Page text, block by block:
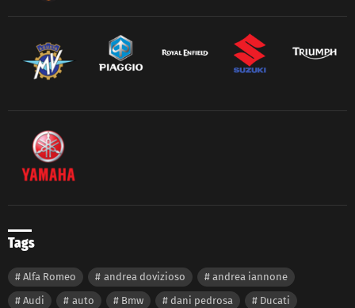
Tags
Alfa Romeo andrea dovizioso
andrea iannone
Audi
auto Bmw dani pedrosa
Ducati